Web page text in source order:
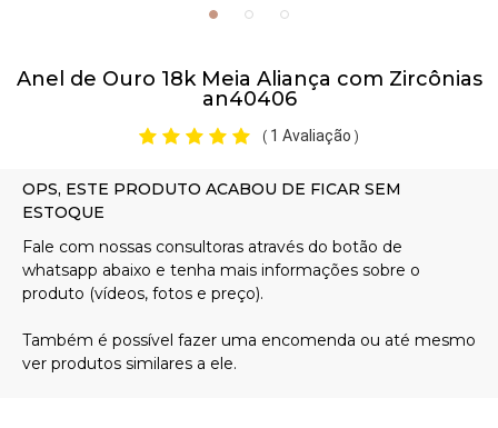
Anel de Ouro 18k Meia Aliança com Zircônias
an40406
( 1 Avaliação )
Piercing
Pedras Preciosas